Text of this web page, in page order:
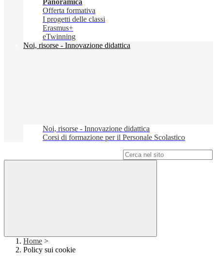
Panoramica
Offerta formativa
I progetti delle classi
Erasmus+
eTwinning
Noi, risorse - Innovazione didattica
Noi, risorse - Innovazione didattica
Corsi di formazione per il Personale Scolastico
Home >
Policy sui cookie